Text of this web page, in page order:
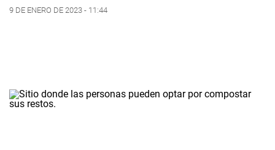
9 DE ENERO DE 2023 - 11:44